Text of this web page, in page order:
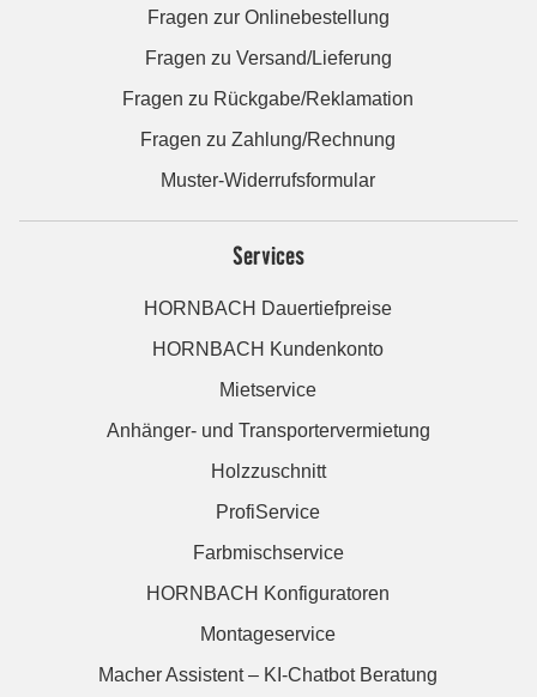
Fragen zur Onlinebestellung
Fragen zu Versand/Lieferung
Fragen zu Rückgabe/Reklamation
Fragen zu Zahlung/Rechnung
Muster-Widerrufsformular
Services
HORNBACH Dauertiefpreise
HORNBACH Kundenkonto
Mietservice
Anhänger- und Transportervermietung
Holzzuschnitt
ProfiService
Farbmischservice
HORNBACH Konfiguratoren
Montageservice
Macher Assistent – KI-Chatbot Beratung